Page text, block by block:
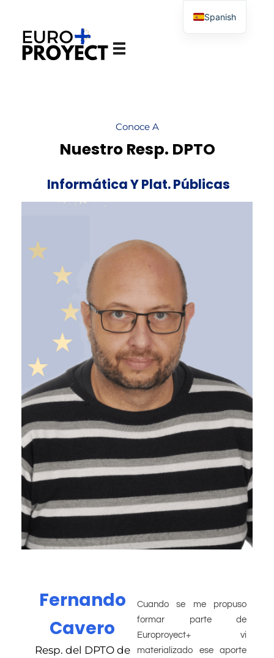
Conoce A
Nuestro Resp. DPTO
Informática Y Plat. Públicas
Fernando
Cavero
Resp. del DPTO de
Cuando se me propuso
formar parte de
Europroyect+ vi
materializado ese aporte
Spanish